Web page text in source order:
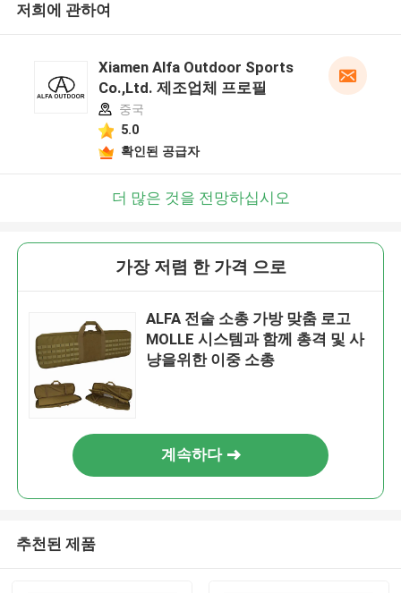
저희에 관하여
Xiamen Alfa Outdoor Sports
Co.,Ltd. 제조업체 프로필
중국
5.0
확인된 공급자
더 많은 것을 전망하십시오
가장 저렴 한 가격 으로
ALFA 전술 소총 가방 맞춤 로고
MOLLE 시스템과 함께 총격 및 사
냥을위한 이중 소총
계속하다
추천된 제품